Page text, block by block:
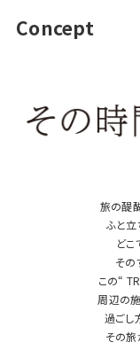
Concept
旅の醍
ふと立
どこ
その
この“
周辺の
過ごし
その旅